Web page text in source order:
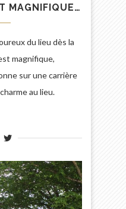
MAGNIFIQUE…
du lieu dès la
magnifique,
sur une carrière
au lieu.